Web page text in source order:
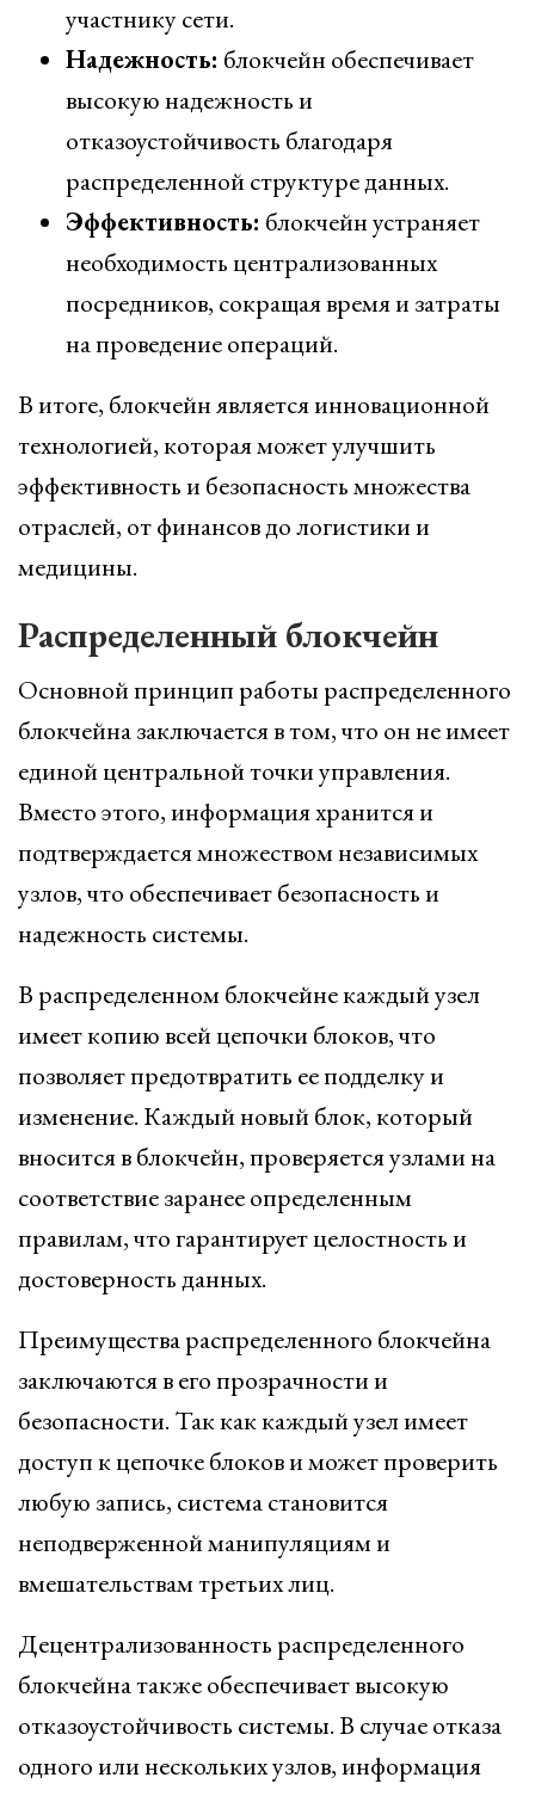
участнику сети.
Надежность: блокчейн обеспечивает
высокую надежность и
отказоустойчивость благодаря
распределенной структуре данных.
Эффективность: блокчейн устраняет
необходимость централизованных
посредников, сокращая время и затраты
на проведение операций.
В итоге, блокчейн является инновационной
технологией, которая может улучшить
эффективность и безопасность множества
отраслей, от финансов до логистики и
медицины.
Распределенный блокчейн
Основной принцип работы распределенного
блокчейна заключается в том, что он не имеет
единой центральной точки управления.
Вместо этого, информация хранится и
подтверждается множеством независимых
узлов, что обеспечивает безопасность и
надежность системы.
В распределенном блокчейне каждый узел
имеет копию всей цепочки блоков, что
позволяет предотвратить ее подделку и
изменение. Каждый новый блок, который
вносится в блокчейн, проверяется узлами на
соответствие заранее определенным
правилам, что гарантирует целостность и
достоверность данных.
Преимущества распределенного блокчейна
заключаются в его прозрачности и
безопасности. Так как каждый узел имеет
доступ к цепочке блоков и может проверить
любую запись, система становится
неподверженной манипуляциям и
вмешательствам третьих лиц.
Децентрализованность распределенного
блокчейна также обеспечивает высокую
отказоустойчивость системы. В случае отказа
одного или нескольких узлов, информация